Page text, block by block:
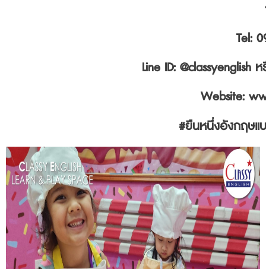
Tel:
Line ID:
Website:
#ยืนหนึ่งอังกฤษแ